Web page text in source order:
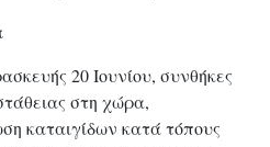
20 Ιουνίου, συνθήκες
στη χώρα,
καταιγίδων κατά τόπους